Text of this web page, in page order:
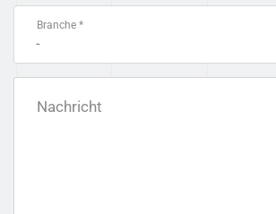
Branche *
-
Nachricht